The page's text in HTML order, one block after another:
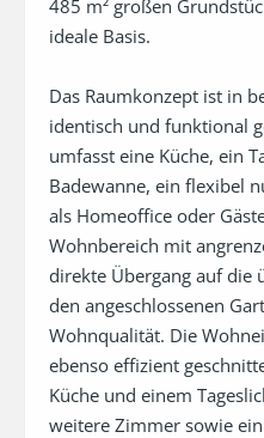
485 m² großen
ideale Basis.
Das Raumkonzept ist in
identisch und funktional
umfasst eine Küche, ein
Badewanne, ein flexibel
als Homeoffice oder
Wohnbereich mit
direkte Übergang auf die
den angeschlossenen
Wohnqualität. Die
ebenso effizient
Küche und einem
weitere Zimmer sowie